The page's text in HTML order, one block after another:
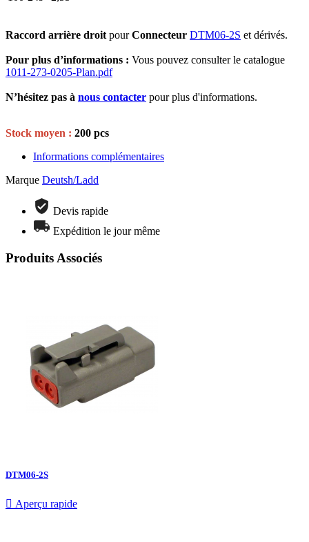
Raccord arrière droitpourConnecteur DTM06-2S et dérivés.
Pour plus d’informations : Vous pouvez consulter le catalogue
1011-273-0205-Plan.pdf
N’hésitez pas à nous contacter pour plus d'informations.
Stock moyen : 200 pcs
Informations complémentaires
Marque Deutsh/Ladd
Devis rapide
Expédition le jour même
Produits Associés
DTM06-2S
 Aperçu rapide